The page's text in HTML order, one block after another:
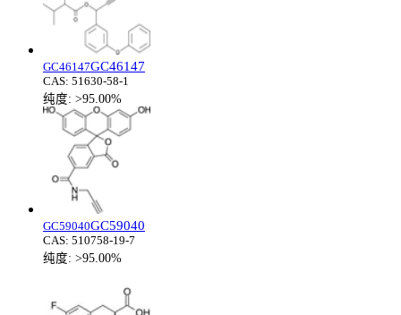
GC46147GC46147
CAS: 51630-58-1
纯度: >95.00%
GC59040GC59040
CAS: 510758-19-7
纯度: >95.00%